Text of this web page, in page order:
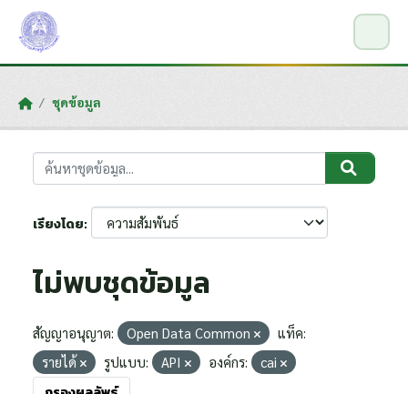
Skip to main content
ชุดข้อมูล
เรียงโดย
ไม่พบชุดข้อมูล
สัญญาอนุญาต: Open Data Common
แท็ค:
รายได้
รูปแบบ: API องค์กร: cai